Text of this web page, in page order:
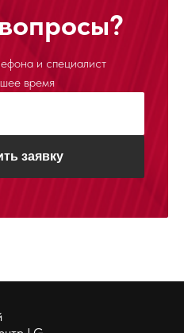
и специалист
время
заявку